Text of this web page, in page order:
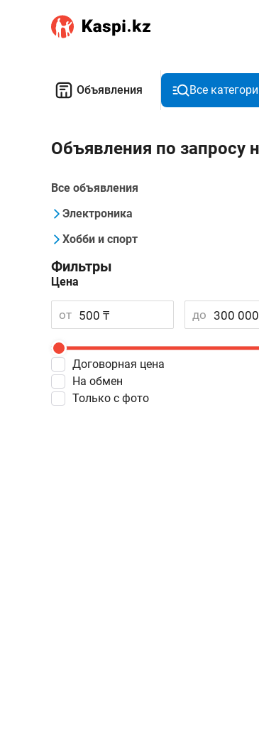
Объявления Все
Объявления по запросу
Все объявления
Электроника
Хобби и спорт
Фильтры
Цена
от до
Договорная цена
На обмен
Только с фото